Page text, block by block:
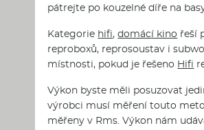
pátrejte po kouzelné díře na
Kategorie hifi,domácí kino řeší
reproboxů, reprosoustav i
místnosti, pokud je řešeno Hifi
Výkon byste měli posuzovat
výrobci musí měření touto
měřeny v Rms. Výkon nám